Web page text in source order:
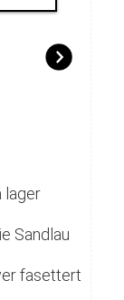
lager
Sandlau
fasettert